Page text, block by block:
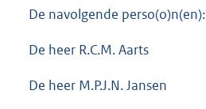
De navolgende perso(o)n(en):
De heer R.C.M. Aarts
De heer M.P.J.N. Jansen